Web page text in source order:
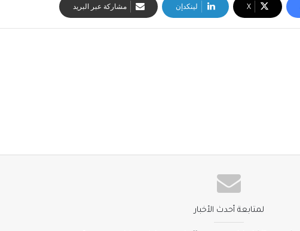
‫X لينكدإن مشاركة عبر البريد
لمتابعة أحدث الأخبار